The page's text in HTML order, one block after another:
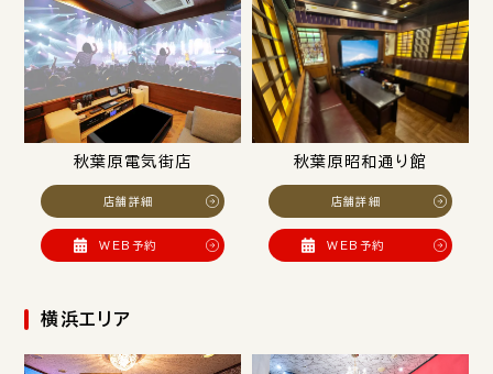
秋葉原電気街店
店舗詳細
WEB予約
秋葉原昭和通り館
店舗詳細
WEB予約
横浜エリア